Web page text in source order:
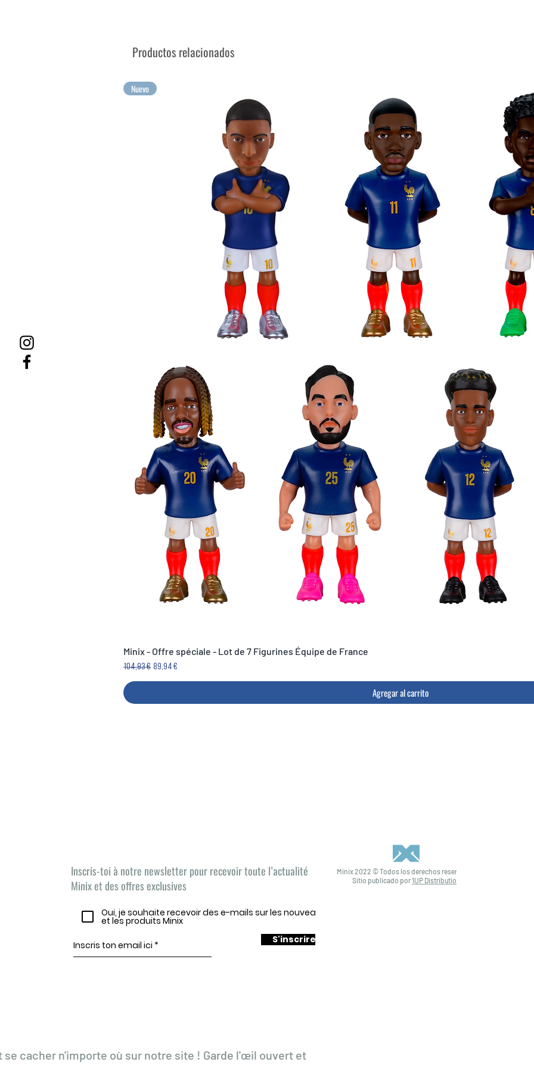
Productos relacionados
Nuevo
Minix - Offre spéciale - Lot de 7 Figurines Équipe de France
Precio
104,93 € Precio de oferta
89,94 €
Agregar al carrito
Inscris-toi à notre newsletter pour recevoir toute l’actualité
Minix et des offres exclusives
Oui, je souhaite recevoir des e-mails sur les nouveautés
et les produits Minix
S'inscrire
Minix 2022 © Todos los derechos reservados
Sitio publicado por1UP Distribution
cacher n'importe où sur notre site ! Garde l'œil ouvert et